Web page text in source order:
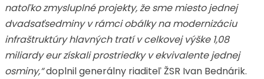
natoľko zmysluplné projekty, že sme miesto jednej
dvadsaťsedminy v rámci obálky na modernizáciu
infraštruktúry hlavných tratí v celkovej výške 1,08
miliardy eur získali prostriedky v ekvivalente jednej
osminy,“doplnil generálny riaditeľ ŽSR Ivan Bednárik.